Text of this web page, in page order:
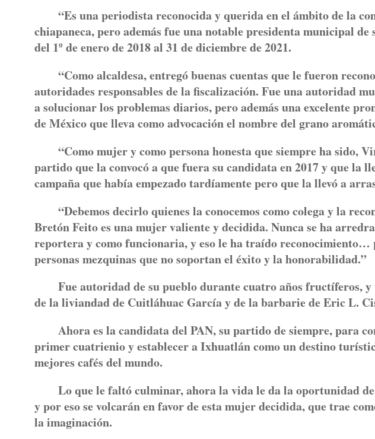
“Es una periodista reconocida y querida en el ámbito de la
chiapaneca, pero además fue una notable presidenta municipal
del 1º de enero de 2018 al 31 de diciembre de 2021.
“Como alcaldesa, entregó buenas cuentas que le fueron
autoridades responsables de la fiscalización. Fue una autoridad
a solucionar los problemas diarios, pero además una excelente
de México que lleva como advocación el nombre del grano
“Como mujer y como persona honesta que siempre ha sido,
partido que la convocó a que fuera su candidata en 2017 y que la
campaña que había empezado tardíamente pero que la llevó a
“Debemos decirlo quienes la conocemos como colega y la
Bretón Feito es una mujer valiente y decidida. Nunca se ha
reportera y como funcionaria, y eso le ha traído reconocimiento…
personas mezquinas que no soportan el éxito y la honorabilidad.”
Fue autoridad de su pueblo durante cuatro años fructíferos,
de la liviandad de Cuitláhuac García y de la barbarie de Eric L.
Ahora es la candidata del PAN, su partido de siempre, para
primer cuatrienio y establecer a Ixhuatlán como un destino
mejores cafés del mundo.
Lo que le faltó culminar, ahora la vida le da la oportunidad
y por eso se volcarán en favor de esta mujer decidida, que trae
la imaginación.